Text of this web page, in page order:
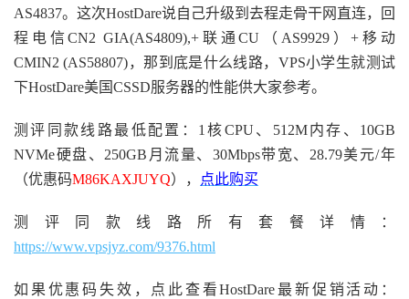
AS4837。这次HostDare说自己升级到去程走骨干网直连，回
程电信CN2 GIA(AS4809),+联通CU（AS9929）+移动
CMIN2 (AS58807)，那到底是什么线路，VPS小学生就测试
下HostDare美国CSSD服务器的性能供大家参考。
测评同款线路最低配置：1核CPU、512M内存、10GB
NVMe硬盘、250GB月流量、30Mbps带宽、28.79美元/年
（优惠码M86KAXJUYQ）， 点此购买
测评同款线路所有套餐详情：
https://www.vpsjyz.com/9376.html
如果优惠码失效，点此查看HostDare最新促销活动：